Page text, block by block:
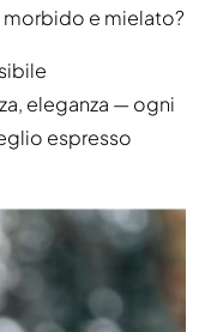
e mielato?
eleganza — ogni
espresso